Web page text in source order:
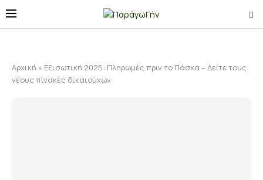
Αρχική » Εξισωτική 2025: Πληρωμές πριν το Πάσχα – Δείτε τους
νέους πίνακες δικαιούχων